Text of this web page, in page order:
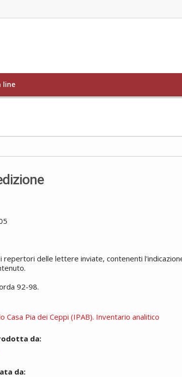
line
repertori delle lettere inviate, contenenti
92-98.
Casa Pia dei Ceppi (IPAB). Inventario analitico
da:
da: